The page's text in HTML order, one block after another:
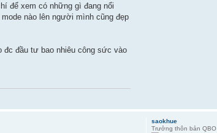
để xem có những gì đang nổi
nào lên người mình cũng đẹp
đc đầu tư bao nhiêu công sức vào
saokhue
Trưởng thôn bản QBO